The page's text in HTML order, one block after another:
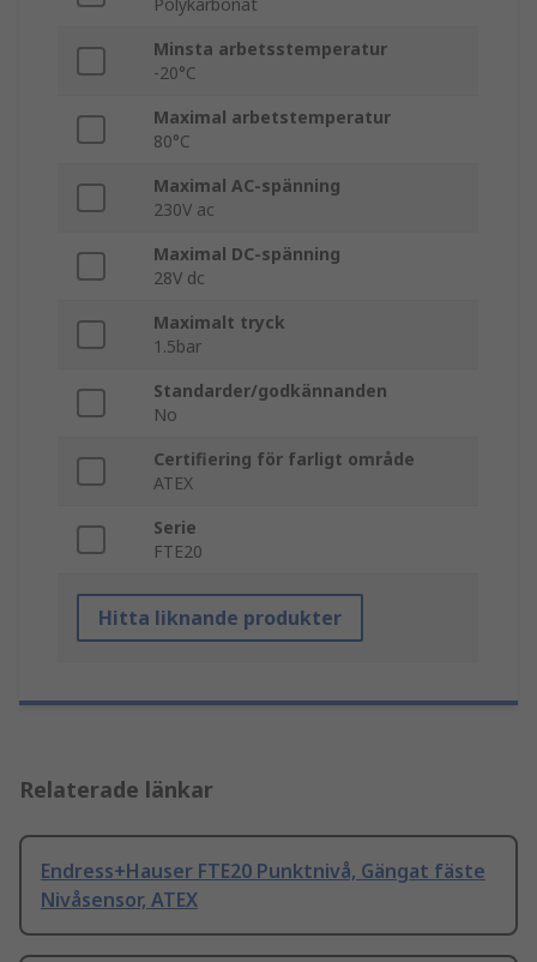
Polykarbonat
Minsta arbetsstemperatur
-20°C
Maximal arbetstemperatur
80°C
Maximal AC-spänning
230V ac
Maximal DC-spänning
28V dc
Maximalt tryck
1.5bar
Standarder/godkännanden
No
Certifiering för farligt område
ATEX
Serie
FTE20
Hitta liknande produkter
Relaterade länkar
Endress+Hauser FTE20 Punktnivå, Gängat fäste
Nivåsensor, ATEX